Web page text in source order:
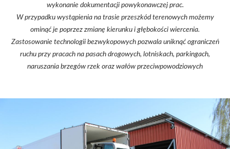
wykonanie dokumentacji powykonawczej prac.
W przypadku wystąpienia na trasie przeszkód terenowych możemy
ominąć je poprzez zmianę kierunku i głębokości wiercenia.
Zastosowanie technologii bezwykopowych pozwala uniknąć ograniczeń
ruchu przy pracach na pasach drogowych, lotniskach, parkingach,
naruszania brzegów rzek oraz wałów przeciwpowodziowych